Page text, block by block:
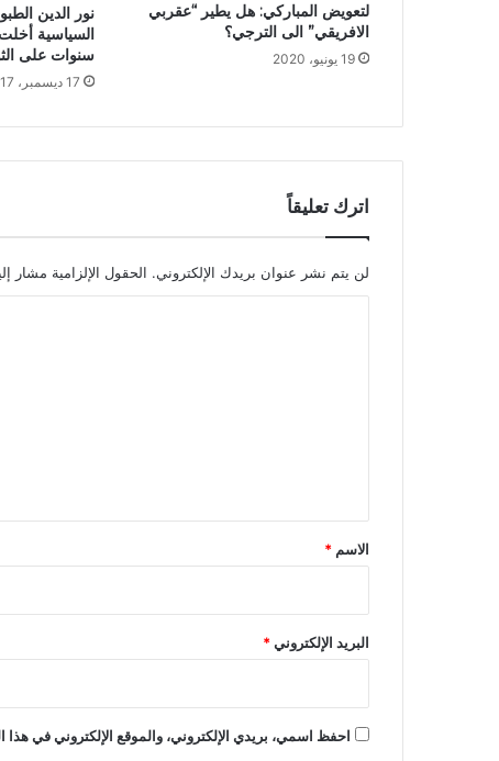
لتعويض المباركي: هل يطير “عقربي
الافريقي” الى الترجي؟
19 يونيو، 2020
نور الدين
سنوات على
17 ديسمبر، 2017
اترك تعليقاً
لن يتم نشر عنوان بريدك الإلكتروني. الحقول الإلزامية مشار
*
الاسم *
البريد الإلكتروني*
احفظ اسمي، بريدي الإلكتروني، والموقع الإلكتروني في هذا